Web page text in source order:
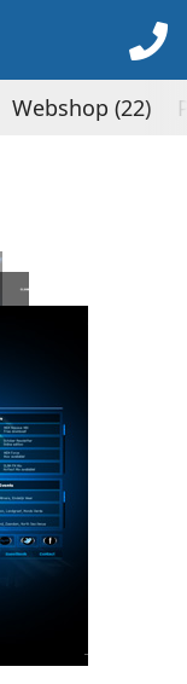
Webshop (22)